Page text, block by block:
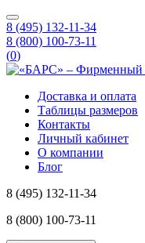
8 (495) 132-11-34
8 (800) 100-73-11
(0)
Доставка и оплата
Таблицы размеров
Контакты
Личный кабинет
О компании
Блог
8 (495) 132-11-34
8 (800) 100-73-11